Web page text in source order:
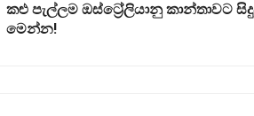
කළු පැල්ලම ඔස්ට්‍රේලියානු කාන්තාවට
මෙන්න!